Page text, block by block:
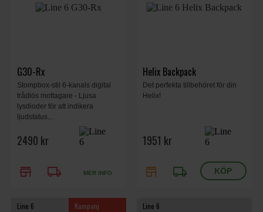
G30-Rx
Stompbox-stil 6-kanals digital
trådlös mottagare - Ljusa
lysdioder för att indikera
ljudstatus...
2490 kr
store local_shipping MER INFO
Helix Backpack
Det perfekta tillbehöret för din
Helix!
1951 kr
store local_shipping
Line 6 Kampanj Line 6